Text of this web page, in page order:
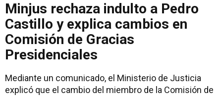
Minjus rechaza indulto a Pedro
Castillo y explica cambios en
Comisión de Gracias
Presidenciales
Mediante un comunicado, el Ministerio de Justicia
explicó que el cambio del miembro de la Comisión de